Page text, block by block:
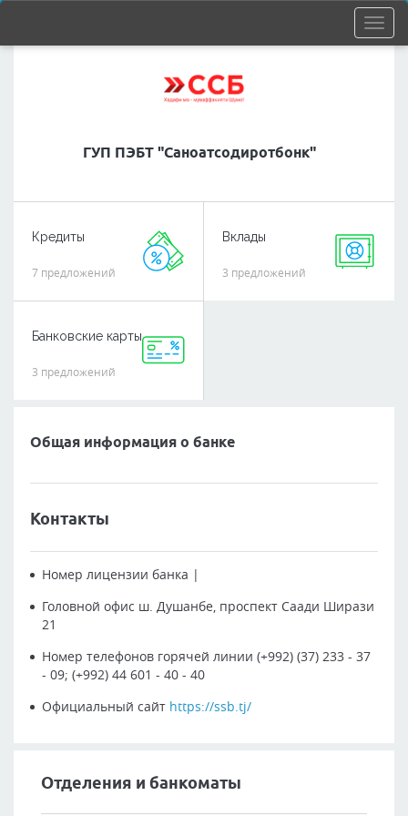
ГУП ПЭБТ "Саноатсодиротбонк"
Кредиты
7 предложений
Вклады
3 предложений
Банковские карты
3 предложений
Общая информация о банке
Контакты
Номер лицензии банка |
Головной офис ш. Душанбе, проспект Саади Ширази
21
Номер телефонов горячей линии (+992) (37) 233 - 37
- 09; (+992) 44 601 - 40 - 40
Официальный сайт https://ssb.tj/
Отделения и банкоматы